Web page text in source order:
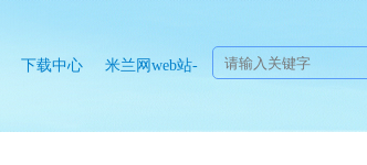
下载中心 米兰网web站-